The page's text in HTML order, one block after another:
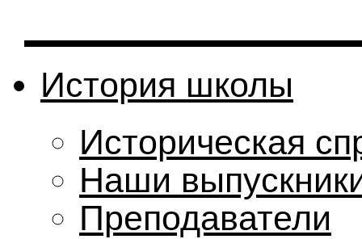
История школы
Историческая
Наши
Преподаватели